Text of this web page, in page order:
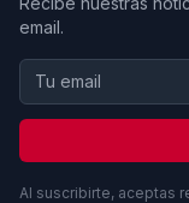
email.
Al suscribirte, aceptas